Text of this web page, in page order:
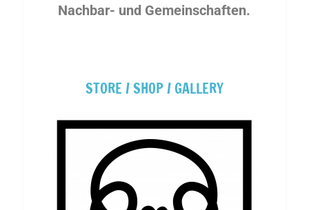
Nachbar- und Gemeinschaften.
STORE / SHOP / GALLERY